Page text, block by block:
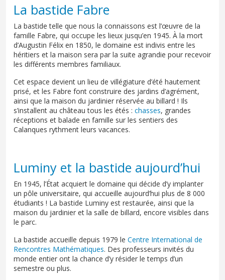
La bastide Fabre
La bastide telle que nous la connaissons est l’œuvre de la
famille Fabre, qui occupe les lieux jusqu’en 1945. À la mort
d’Augustin Félix en 1850, le domaine est indivis entre les
héritiers et la maison sera par la suite agrandie pour recevoir
les différents membres familiaux.
Cet espace devient un lieu de villégiature d’été hautement
prisé, et les Fabre font construire des jardins d’agrément,
ainsi que la maison du jardinier réservée au billard ! Ils
s’installent au château tous les étés : chasses, grandes
réceptions et balade en famille sur les sentiers des
Calanques rythment leurs vacances.
Luminy et la bastide aujourd’hui
En 1945, l’État acquiert le domaine qui décide d’y implanter
un pôle universitaire, qui accueille aujourd’hui plus de 8 000
étudiants ! La bastide Luminy est restaurée, ainsi que la
maison du jardinier et la salle de billard, encore visibles dans
le parc.
La bastide accueille depuis 1979 le Centre International de
Rencontres Mathématiques. Des professeurs invités du
monde entier ont la chance d’y résider le temps d’un
semestre ou plus.